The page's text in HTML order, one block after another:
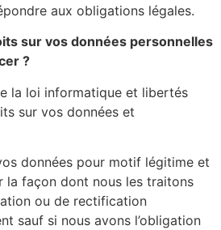
aux obligations légales.
sur vos données personnelles
?
la loi informatique et libertés
sur vos données et
données pour motif légitime et
la façon dont nous les traitons
ou de rectification
sauf si nous avons l’obligation